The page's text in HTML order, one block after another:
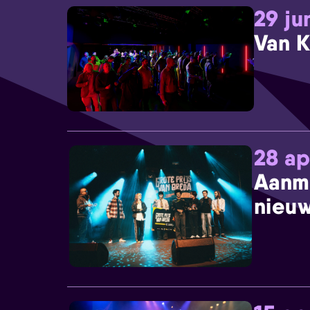
29
Van
28